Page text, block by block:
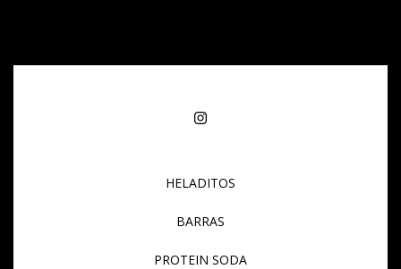
HELADITOS
BARRAS
PROTEIN SODA